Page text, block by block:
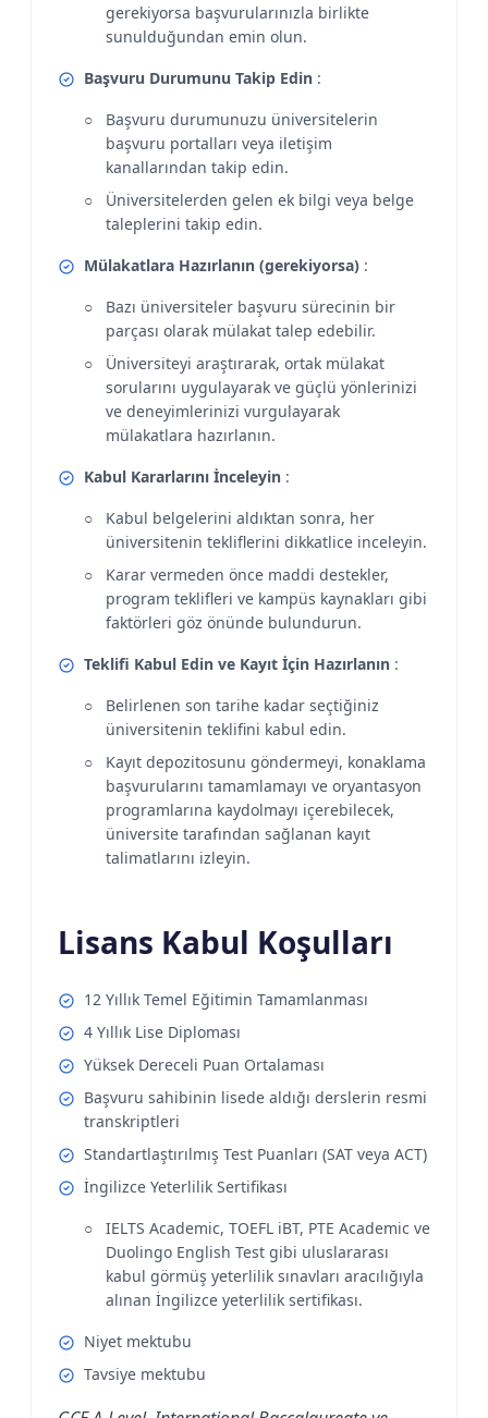
gerekiyorsa başvurularınızla birlikte
sunulduğundan emin olun.
Başvuru Durumunu Takip Edin :
Başvuru durumunuzu üniversitelerin
başvuru portalları veya iletişim
kanallarından takip edin.
Üniversitelerden gelen ek bilgi veya belge
taleplerini takip edin.
Mülakatlara Hazırlanın (gerekiyorsa) :
Bazı üniversiteler başvuru sürecinin bir
parçası olarak mülakat talep edebilir.
Üniversiteyi araştırarak, ortak mülakat
sorularını uygulayarak ve güçlü yönlerinizi
ve deneyimlerinizi vurgulayarak
mülakatlara hazırlanın.
Kabul Kararlarını İnceleyin :
Kabul belgelerini aldıktan sonra, her
üniversitenin tekliflerini dikkatlice inceleyin.
Karar vermeden önce maddi destekler,
program teklifleri ve kampüs kaynakları gibi
faktörleri göz önünde bulundurun.
Teklifi Kabul Edin ve Kayıt İçin Hazırlanın :
Belirlenen son tarihe kadar seçtiğiniz
üniversitenin teklifini kabul edin.
Kayıt depozitosunu göndermeyi, konaklama
başvurularını tamamlamayı ve oryantasyon
programlarına kaydolmayı içerebilecek,
üniversite tarafından sağlanan kayıt
talimatlarını izleyin.
Lisans Kabul Koşulları
12 Yıllık Temel Eğitimin Tamamlanması
4 Yıllık Lise Diploması
Yüksek Dereceli Puan Ortalaması
Başvuru sahibinin lisede aldığı derslerin resmi
transkriptleri
Standartlaştırılmış Test Puanları (SAT veya ACT)
İngilizce Yeterlilik Sertifikası
IELTS Academic, TOEFL iBT, PTE Academic ve
Duolingo English Test gibi uluslararası
kabul görmüş yeterlilik sınavları aracılığıyla
alınan İngilizce yeterlilik sertifikası.
Niyet mektubu
Tavsiye mektubu